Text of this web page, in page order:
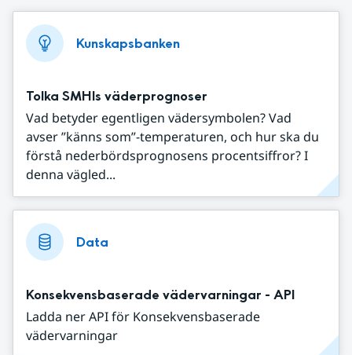
Kunskapsbanken
Tolka SMHIs väderprognoser
Vad betyder egentligen vädersymbolen? Vad
avser ”känns som”-temperaturen, och hur ska du
förstå nederbördsprognosens procentsiffror? I
denna vägled...
Data
Konsekvensbaserade vädervarningar - API
Ladda ner API för Konsekvensbaserade
vädervarningar